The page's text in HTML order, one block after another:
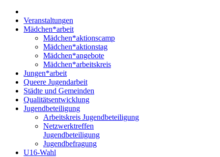
Veranstaltungen
Mädchen*arbeit
Mädchen*aktionscamp
Mädchen*aktionstag
Mädchen*angebote
Mädchen*arbeitskreis
Jungen*arbeit
Queere Jugendarbeit
Städte und Gemeinden
Qualitätsentwicklung
Jugendbeteiligung
Arbeitskreis Jugendbeteiligung
Netzwerktreffen
Jugendbeteiligung
Jugendbefragung
U16-Wahl